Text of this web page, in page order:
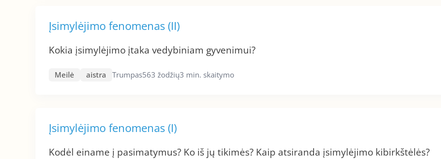
Įsimylėjimo fenomenas (II)
Kokia įsimylėjimo įtaka vedybiniam gyvenimui?
Meilė aistra Trumpas563 žodžių3 min. skaitymo
Įsimylėjimo fenomenas (I)
Kodėl einame į pasimatymus? Ko iš jų tikimės? Kaip atsiranda įsimylėjimo kibirkštėlės?